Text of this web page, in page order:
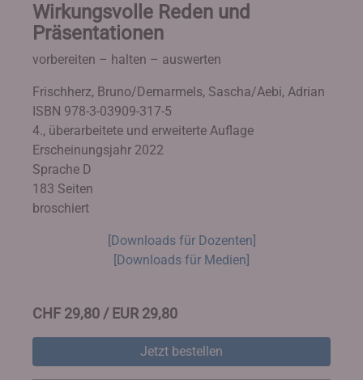
Wirkungsvolle Reden und
Präsentationen
vorbereiten – halten – auswerten
Frischherz, Bruno/Demarmels, Sascha/Aebi, Adrian
ISBN 978-3-03909-317-5
4., überarbeitete und erweiterte Auflage
Erscheinungsjahr 2022
Sprache D
183 Seiten
broschiert
[Downloads für Dozenten]
[Downloads für Medien]
CHF 29,80 / EUR 29,80
Jetzt bestellen